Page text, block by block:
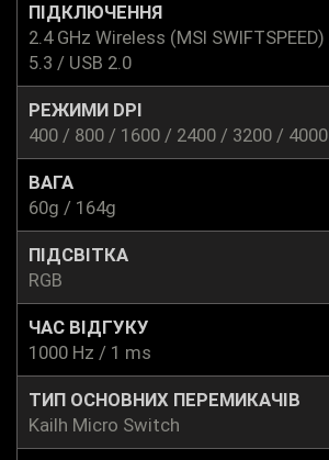
ПІДКЛЮЧЕННЯ
2.4 GHz Wireless (MSI
5.3 / USB 2.0
РЕЖИМИ DPI
400 / 800 / 1600 / 2400 / 3200 /
ВАГА
60g / 164g
ПІДСВІТКА
RGB
ЧАС ВІДГУКУ
1000 Hz / 1 ms
ТИП ОСНОВНИХ ПЕРЕМИКАЧІВ
Kailh Micro Switch